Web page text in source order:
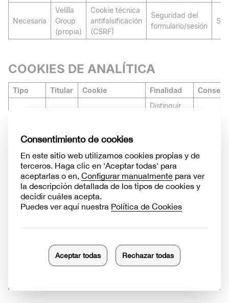
Necesaria
Velilla
Group
(propia)
Cookie técnica
antifalsificación
(CSRF)
Seguridad del
formulario/sesión
COOKIES DE ANALÍTICA
Tipo Titular Cookie Finalidad
Distinguir
LLC
Mantener
el estado
de la sesión
métricas
gestionada
Manager